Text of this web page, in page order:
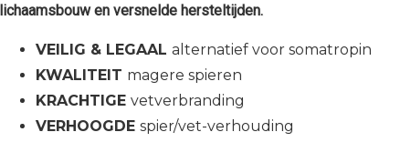
lichaamsbouw en versnelde hersteltijden.
VEILIG & LEGAALalternatief voor somatropin
KWALITEIT magere spieren
KRACHTIGEvetverbranding
VERHOOGDEspier/vet-verhouding